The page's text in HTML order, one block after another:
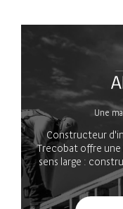
Une
Constructeur
Trecobat offre une
sens large :